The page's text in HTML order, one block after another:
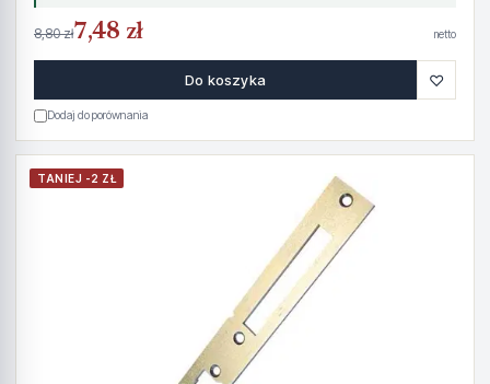
8,80 zł7,48 zł netto
Do koszyka ♡
Dodaj do porównania
TANIEJ -2 ZŁ